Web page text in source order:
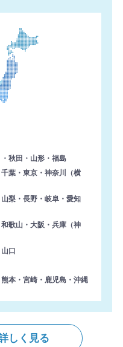
のお問い合わせを頂き
問い合わせを頂きまし
問い合わせを頂きまし
入のお問い合わせを頂き
問い合わせを頂きまし
のお問い合わせを頂きま
お問い合わせを頂きま
秋田・山形・福島
葉・東京・神奈川（横
梨・長野・岐阜・愛知
歌山・大阪・兵庫（神
口
本・宮崎・鹿児島・沖縄
しく見る